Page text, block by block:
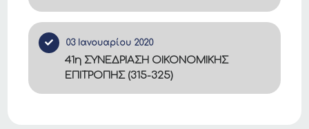
03 Ιανουαρίου 2020
41η ΣΥΝΕΔΡΙΑΣΗ ΟΙΚΟΝΟΜΙΚΗΣ
ΕΠΙΤΡΟΠΗΣ (315-325)